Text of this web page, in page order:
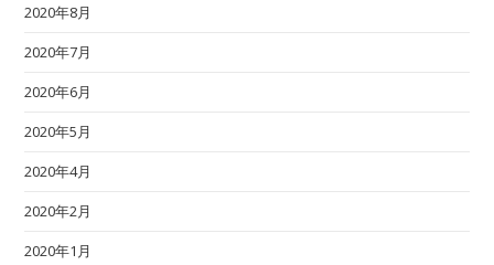
2020年8月
2020年7月
2020年6月
2020年5月
2020年4月
2020年2月
2020年1月